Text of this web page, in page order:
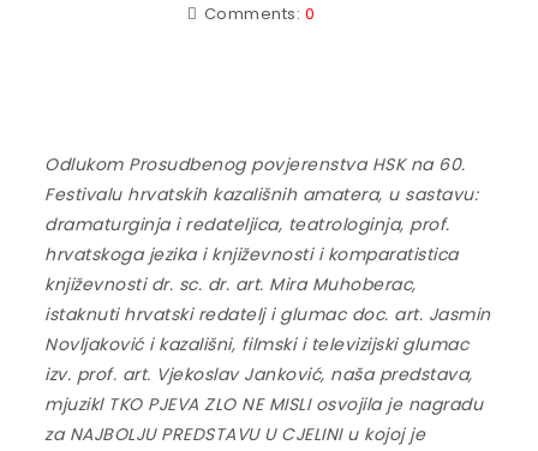
Comments: 0
Odlukom Prosudbenog povjerenstva HSK na 60.
Festivalu hrvatskih kazališnih amatera, u sastavu:
dramaturginja i redateljica, teatrologinja, prof.
hrvatskoga jezika i književnosti i komparatistica
književnosti dr. sc. dr. art. Mira Muhoberac,
istaknuti hrvatski redatelj i glumac doc. art. Jasmin
Novljaković i kazališni, filmski i televizijski glumac
izv. prof. art. Vjekoslav Janković, naša predstava,
mjuzikl TKO PJEVA ZLO NE MISLI osvojila je nagradu
za NAJBOLJU PREDSTAVU U CJELINI u kojoj je